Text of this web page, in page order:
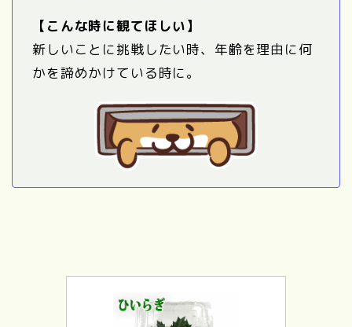
【こんな時に観てほしい】
新しいことに挑戦したい時、年齢を理由に何
かを諦めかけている時に。